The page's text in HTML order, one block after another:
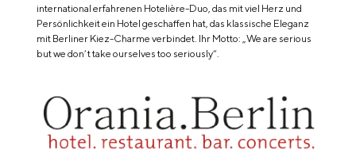
international erfahrenen Hotelière-Duo, das mit viel Herz und
Persönlichkeit ein Hotel geschaffen hat, das klassische Eleganz
mit Berliner Kiez-Charme verbindet. Ihr Motto: „We are serious
but we don’t take ourselves too seriously“.